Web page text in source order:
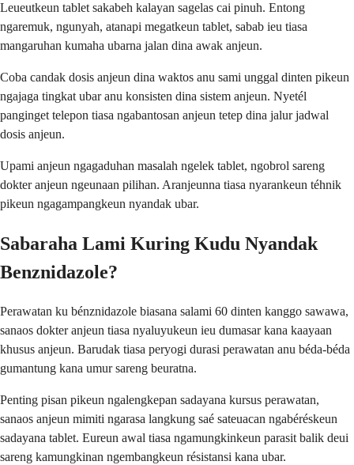
Leueutkeun tablet sakabeh kalayan sagelas cai pinuh. Entong
ngaremuk, ngunyah, atanapi megatkeun tablet, sabab ieu tiasa
mangaruhan kumaha ubarna jalan dina awak anjeun.
Coba candak dosis anjeun dina waktos anu sami unggal dinten pikeun
ngajaga tingkat ubar anu konsisten dina sistem anjeun. Nyetél
panginget telepon tiasa ngabantosan anjeun tetep dina jalur jadwal
dosis anjeun.
Upami anjeun ngagaduhan masalah ngelek tablet, ngobrol sareng
dokter anjeun ngeunaan pilihan. Aranjeunna tiasa nyarankeun téhnik
pikeun ngagampangkeun nyandak ubar.
Sabaraha Lami Kuring Kudu Nyandak
Benznidazole?
Perawatan ku bénznidazole biasana salami 60 dinten kanggo sawawa,
sanaos dokter anjeun tiasa nyaluyukeun ieu dumasar kana kaayaan
khusus anjeun. Barudak tiasa peryogi durasi perawatan anu béda-béda
gumantung kana umur sareng beuratna.
Penting pisan pikeun ngalengkepan sadayana kursus perawatan,
sanaos anjeun mimiti ngarasa langkung saé sateuacan ngabéréskeun
sadayana tablet. Eureun awal tiasa ngamungkinkeun parasit balik deui
sareng kamungkinan ngembangkeun résistansi kana ubar.